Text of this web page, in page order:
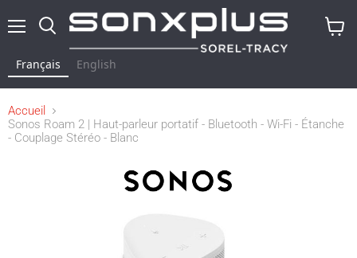
Français English
Accueil
Sonos Roam 2 | Haut-parleur portatif - Bluetooth - Wi-Fi - Étanche
- Couplage Stéréo - Blanc